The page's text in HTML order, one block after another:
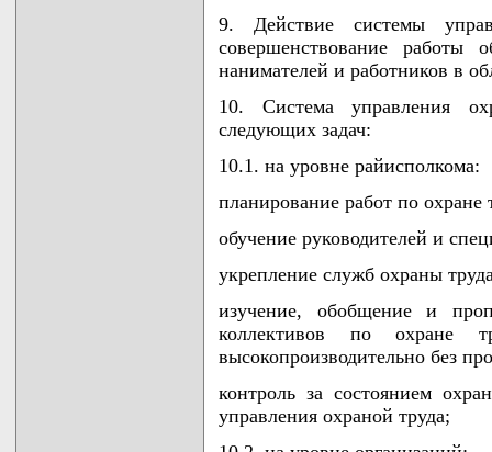
9. Действие системы
совершенствование работы
нанимателей и работников в
10. Система управления
следующих задач:
10.1. на уровне райисполкома:
планирование работ по охране
обучение руководителей и
укрепление служб охраны
изучение, обобщение и
коллективов по охране
высокопроизводительно без
контроль за состоянием
управления охраной труда;